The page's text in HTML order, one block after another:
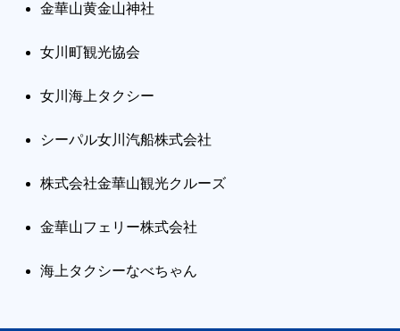
金華山黄金山神社
女川町観光協会
女川海上タクシー
シーパル女川汽船株式会社
株式会社金華山観光クルーズ
金華山フェリー株式会社
海上タクシーなべちゃん